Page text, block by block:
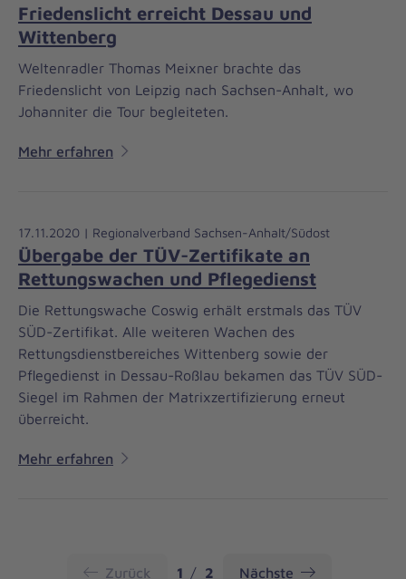
Friedenslicht erreicht Dessau und
Wittenberg
Weltenradler Thomas Meixner brachte das
Friedenslicht von Leipzig nach Sachsen-Anhalt, wo
Johanniter die Tour begleiteten.
Mehr erfahren
17.11.2020 | Regionalverband Sachsen-Anhalt/Südost
Übergabe der TÜV-Zertifikate an
Rettungswachen und Pflegedienst
Die Rettungswache Coswig erhält erstmals das TÜV
SÜD-Zertifikat. Alle weiteren Wachen des
Rettungsdienstbereiches Wittenberg sowie der
Pflegedienst in Dessau-Roßlau bekamen das TÜV SÜD-
Siegel im Rahmen der Matrixzertifizierung erneut
überreicht.
Mehr erfahren
Zurück Seite
1 Seite
2 Nächste